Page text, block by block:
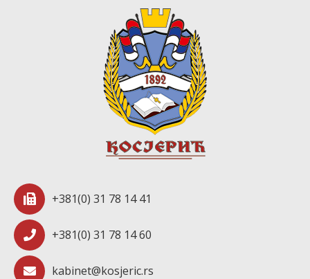
+381(0) 31 78 14 41
+381(0) 31 78 14 60
kabinet@kosjeric.rs